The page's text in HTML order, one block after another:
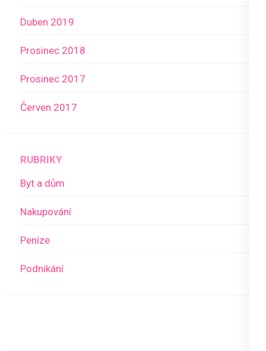
Duben 2019
Prosinec 2018
Prosinec 2017
Červen 2017
RUBRIKY
Byt a dům
Nakupování
Peníze
Podnikání